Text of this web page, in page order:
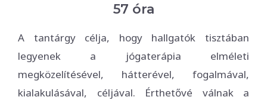
57 óra
A tantárgy célja, hogy hallgatók tisztában
legyenek a jógaterápia elméleti
megközelítésével, hátterével, fogalmával,
kialakulásával, céljával. Érthetővé válnak a